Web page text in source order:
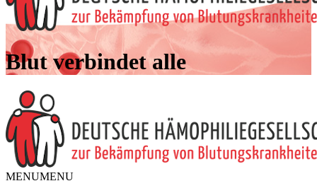
Blut verbindet alle
MENUMENU